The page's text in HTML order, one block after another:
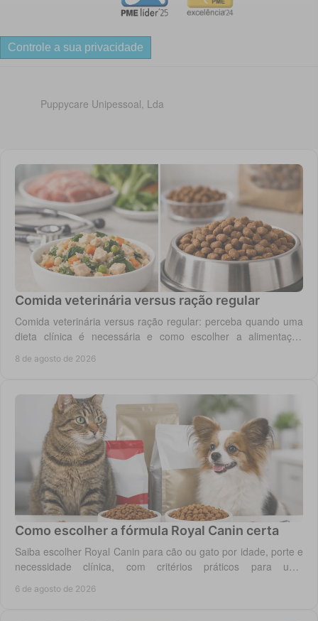
Controle a sua privacidade
Puppycare Unipessoal, Lda
Comida veterinária versus ração regular
Comida veterinária versus ração regular: perceba quando uma
dieta clínica é necessária e como escolher a alimentação
8 de agosto de 2026
Como escolher a fórmula Royal Canin certa
Saiba escolher Royal Canin para cão ou gato por idade, porte e
necessidade clínica, com critérios práticos para uma
6 de agosto de 2026